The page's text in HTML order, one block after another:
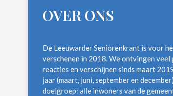
OVER ONS
De Leeuwarder Seniorenkrant is voor
verschenen in 2018. We ontvingen veel
reacties en verschijnen sinds maart
jaar (maart, juni, september en
doelgroep: alle inwoners van de